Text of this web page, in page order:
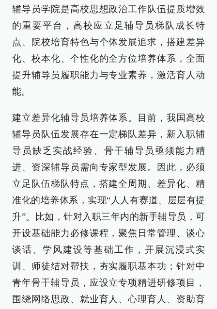
辅导员学院是高校思想政治工作队伍提质增效
的重要平台，高校应立足辅导员梯队成长特
点、院校培育特色与个体发展追求，搭建差异
化、校本化、个性化的全方位培养体系，全面
提升辅导员履职能力与专业素养，激活育人动
能。
建立差异化辅导员培养体系。目前，我国高校
辅导员队伍发展存在一定梯队差异，新入职辅
导员缺乏实战经验、骨干辅导员亟须能力精
进、资深辅导员需向专家型发展。因此，必须
立足队伍梯队特点，搭建全周期、差异化、精
准化的培养体系，实现“人人有赛道、层层有提
升”。比如，针对入职三年内的新手辅导员，可
开设基础能力必修课程，聚焦日常管理、谈心
谈话、学风建设等基础工作，开展沉浸式实
训、师徒结对帮扶，夯实履职基本功；针对中
青年骨干辅导员，应设立专项精进研修项目，
围绕网络思政、就业育人、心理育人、资助育